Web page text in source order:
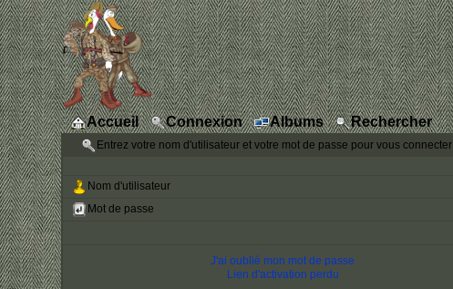
Accueil Connexion Albums Rechercher
Entrez votre nom d'utilisateur et votre mot de passe pour vous connecter
Nom d'utilisateur
Mot de passe
J'ai oublié mon mot de passe
Lien d'activation perdu